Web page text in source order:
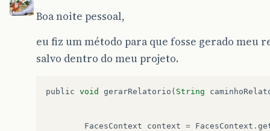
Boa noite pessoal,
eu fiz um método para que fosse gerado meu
salvo dentro do meu projeto.
public void gerarRelatorio ( String
FacesContext context = FacesContext .